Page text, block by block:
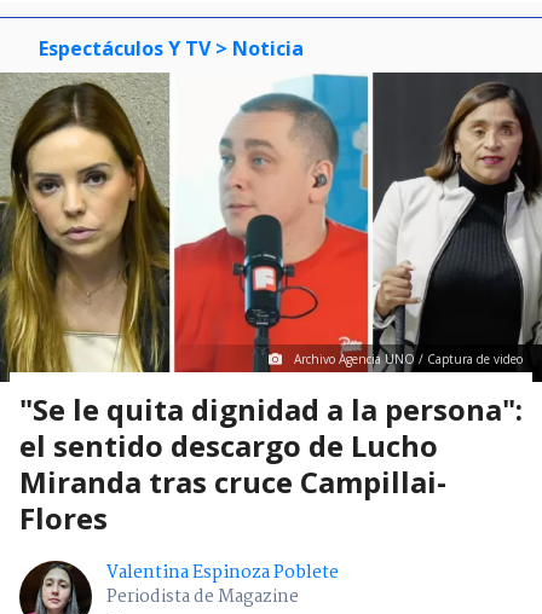
Espectáculos Y TV > Noticia
Archivo Agencia UNO / Captura de video
"Se le quita dignidad a la persona":
el sentido descargo de Lucho
Miranda tras cruce Campillai-
Flores
Valentina Espinoza Poblete
Periodista de Magazine